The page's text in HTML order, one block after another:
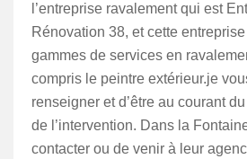
l’entreprise ravalement qui est
Rénovation 38, et cette
gammes de services en
compris le peintre extérieur.je
renseigner et d’être au courant
de l’intervention. Dans la
contacter ou de venir à leur